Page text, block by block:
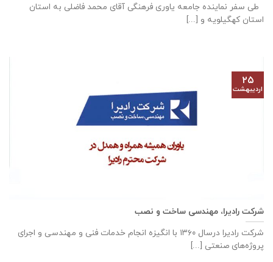
طی سفر نماینده جامعه یاوری فرهنگی آقای محمد فاضلی به استان
استان کهگیلویه و [...]
شرکت رادیرا، مهندسی ساخت و نصب
شرکت رادیرا درسال ۱۳۶۰ با انگیزه انجام خدمات فنی و مهندسی و اجرای
پروژه‌های صنعتی [...]
۲۵
اردیبهشت